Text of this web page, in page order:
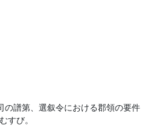
の譜第、選叙令における郡領の要件
すび。